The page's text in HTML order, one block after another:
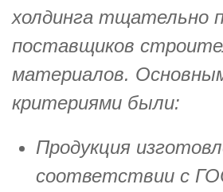
холдинга тщательно
поставщиков
материалов.
критериями были:
Продукция
соответствии с